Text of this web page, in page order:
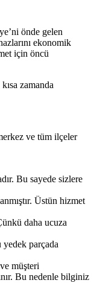
önde gelen
ekonomik
için öncü
zamanda
ve tüm ilçeler
Bu sayede sizlere
Üstün hizmet
daha ucuza
parçada
müşteri
Bu nedenle bilginiz